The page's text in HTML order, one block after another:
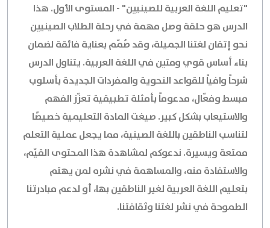
"تعليم اللغة العربية للصينيين" - المستوى الأول. هذا
الدرس هو حلقة وصل مهمة في رحلة الطلاب الصينيين
نحو إتقان لغتنا الجميلة، وقد صُمّم بعناية فائقة لضمان
بناء أساس قوي ومتين في اللغة العربية. يتناول الدرس
شرحاً وافياً للقواعد النحوية والمفردات الجديدة بأسلوب
مبسط وفعّال، مدعوماً بأمثلة تطبيقية تعزّز الفهم
والاستيعاب بشكل كبير. صيغت المادة التعليمية خصيصًا
لتناسب الناطقين باللغة الصينية، مما يجعل عملية التعلم
ممتعة ويسيرة. ندعوكم لمشاهدة هذا المحتوى القيّم،
والاستفادة منه، والمساهمة في نشره لمن يهتم
بتعليم اللغة العربية لغير الناطقين بها، أو لدعم مبادرتنا
الطموحة في نشر لغتنا وثقافتنا.